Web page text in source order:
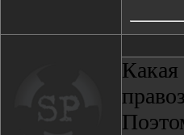
Какая